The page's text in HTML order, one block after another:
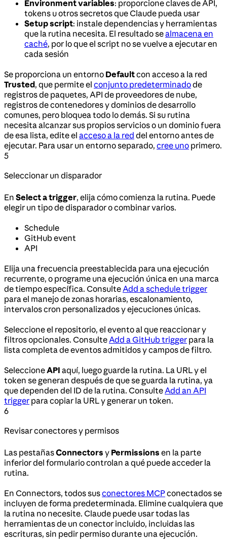
Environment variables: proporcione claves de API,
tokens u otros secretos que Claude pueda usar
Setup script: instale dependencias y herramientas
que la rutina necesita. El resultado sealmacena en
caché, por lo que el script no se vuelve a ejecutar en
cada sesión
Se proporciona un entorno Defaultcon acceso a la red
Trusted, que permite el conjunto predeterminadode
registros de paquetes, API de proveedores de nube,
registros de contenedores y dominios de desarrollo
comunes, pero bloquea todo lo demás. Si su rutina
necesita alcanzar sus propios servicios o un dominio fuera
de esa lista, edite el acceso a la red del entorno antes de
ejecutar. Para usar un entorno separado, cree uno primero.
5
Seleccionar un disparador
En Select a trigger, elija cómo comienza la rutina. Puede
elegir un tipo de disparador o combinar varios.
Schedule
GitHub event
API
Elija una frecuencia preestablecida para una ejecución
recurrente, o programe una ejecución única en una marca
de tiempo específica. Consulte Add a schedule trigger
para el manejo de zonas horarias, escalonamiento,
intervalos cron personalizados y ejecuciones únicas.
Seleccione el repositorio, el evento al que reaccionar y
filtros opcionales. Consulte Add a GitHub trigger para la
lista completa de eventos admitidos y campos de filtro.
SeleccioneAPI aquí, luego guarde la rutina. La URL y el
token se generan después de que se guarda la rutina, ya
que dependen del ID de la rutina. Consulte Add an API
trigger para copiar la URL y generar un token.
6
Revisar conectores y permisos
Las pestañasConnectors y Permissions en la parte
inferior del formulario controlan a qué puede acceder la
rutina.
En Connectors, todos susconectores MCPconectados se
incluyen de forma predeterminada. Elimine cualquiera que
la rutina no necesite. Claude puede usar todas las
herramientas de un conector incluido, incluidas las
escrituras, sin pedir permiso durante una ejecución.